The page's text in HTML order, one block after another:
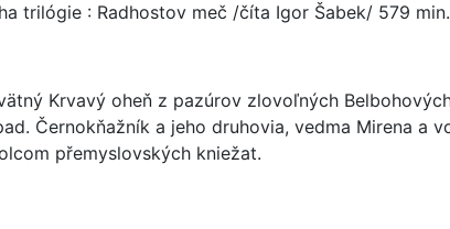
trilógie : Radhostov meč /číta Igor Šabek/ 579 min.
Krvavý oheň z pazúrov zlovoľných
Černokňažník a jeho druhovia, vedma Mirena
přemyslovských kniežat.